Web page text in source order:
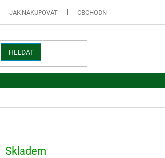
JAK NAKUPOVAT OBCHODNÍ PODMÍNKY
HLEDAT
Skladem